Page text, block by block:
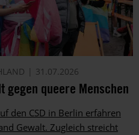
31.07.2026
gegen queere Menschen
den CSD in Berlin erfahren
Gewalt. Zugleich streicht